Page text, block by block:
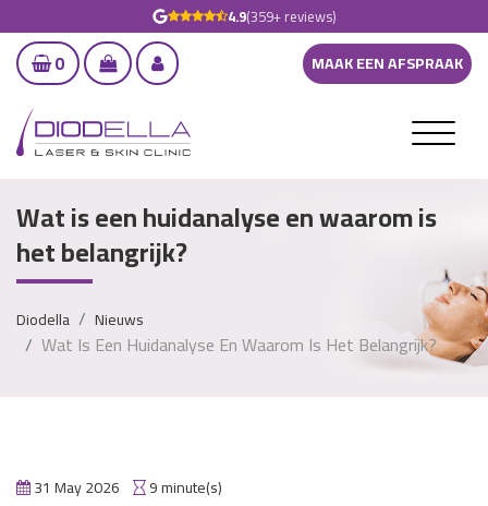
4.9(359+ reviews)
0 MAAK EEN AFSPRAAK
Wat is een huidanalyse en waarom is
het belangrijk?
Diodella Nieuws
Wat Is Een Huidanalyse En Waarom Is Het Belangrijk?
31 May 2026 9 minute(s)